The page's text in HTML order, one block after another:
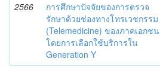
2566
การศึกษาปัจจัยของการตรวจ
รักษาด้วยช่องทางโทรเวชกรรม
(Telemedicine) ของภาคเอกชน
โดยการเลือกใช้บริการใน
Generation Y